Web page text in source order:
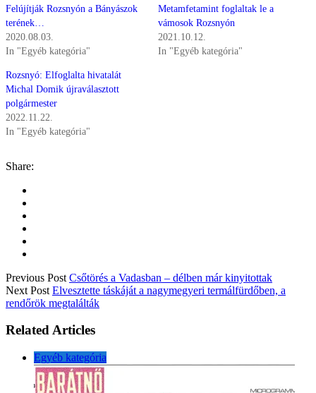
Felújítják Rozsnyón a Bányászok
terének…
2020.08.03.
In "Egyéb kategória"
Metamfetamint foglaltak le a
vámosok Rozsnyón
2021.10.12.
In "Egyéb kategória"
Rozsnyó: Elfoglalta hivatalát
Michal Domik újraválasztott
polgármester
2022.11.22.
In "Egyéb kategória"
Share:
Previous Post Csőtörés a Vadasban – délben már kinyitottak
Next Post Elvesztette táskáját a nagymegyeri termálfürdőben, a
rendőrök megtalálták
Related Articles
Egyéb kategória